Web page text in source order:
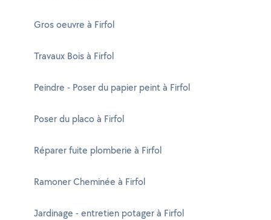
Gros oeuvre à Firfol
Travaux Bois à Firfol
Peindre - Poser du papier peint à Firfol
Poser du placo à Firfol
Réparer fuite plomberie à Firfol
Ramoner Cheminée à Firfol
Jardinage - entretien potager à Firfol